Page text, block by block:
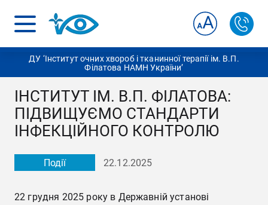
ДУ ‘Інститут очних хвороб і тканинної терапії ім. В.П.
Філатова НАМН України’
ІНСТИТУТ ІМ. В.П. ФІЛАТОВА:
ПІДВИЩУЄМО СТАНДАРТИ
ІНФЕКЦІЙНОГО КОНТРОЛЮ
Події 22.12.2025
22 грудня 2025 року в Державній установі